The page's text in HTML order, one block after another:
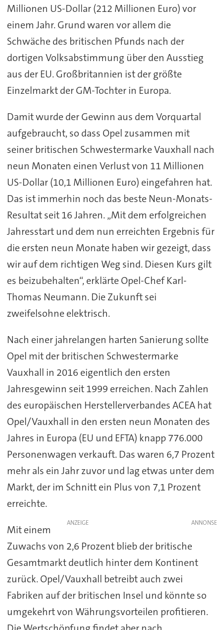
Millionen US-Dollar (212 Millionen Euro) vor
einem Jahr. Grund waren vor allem die
Schwäche des britischen Pfunds nach der
dortigen Volksabstimmung über den Ausstieg
aus der EU. Großbritannien ist der größte
Einzelmarkt der GM-Tochter in Europa.
Damit wurde der Gewinn aus dem Vorquartal
aufgebraucht, so dass Opel zusammen mit
seiner britischen Schwestermarke Vauxhall nach
neun Monaten einen Verlust von 11 Millionen
US-Dollar (10,1 Millionen Euro) eingefahren hat.
Das ist immerhin noch das beste Neun-Monats-
Resultat seit 16 Jahren. „Mit dem erfolgreichen
Jahresstart und dem nun erreichten Ergebnis für
die ersten neun Monate haben wir gezeigt, dass
wir auf dem richtigen Weg sind. Diesen Kurs gilt
es beizubehalten“, erklärte Opel-Chef Karl-
Thomas Neumann. Die Zukunft sei
zweifelsohne elektrisch.
Nach einer jahrelangen harten Sanierung sollte
Opel mit der britischen Schwestermarke
Vauxhall in 2016 eigentlich den ersten
Jahresgewinn seit 1999 erreichen. Nach Zahlen
des europäischen Herstellerverbandes ACEA hat
Opel/Vauxhall in den ersten neun Monaten des
Jahres in Europa (EU und EFTA) knapp 776.000
Personenwagen verkauft. Das waren 6,7 Prozent
mehr als ein Jahr zuvor und lag etwas unter dem
Markt, der im Schnitt ein Plus von 7,1 Prozent
erreichte.
ANZEIGE
Mit einem
Zuwachs von 2,6 Prozent blieb der britische
Gesamtmarkt deutlich hinter dem Kontinent
zurück. Opel/Vauxhall betreibt auch zwei
Fabriken auf der britischen Insel und könnte so
umgekehrt von Währungsvorteilen profitieren.